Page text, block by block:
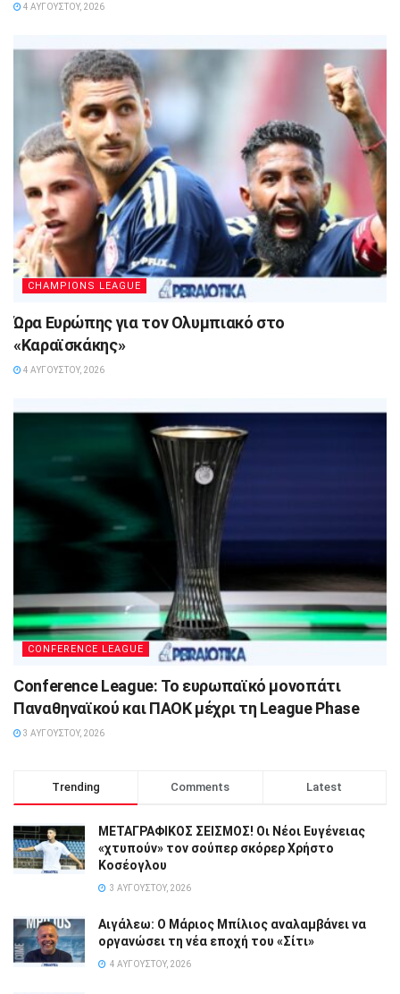
4 ΑΥΓΟΎΣΤΟΥ, 2026
CHAMPIONS LEAGUE
Ώρα Ευρώπης για τον Ολυμπιακό στο
«Καραϊσκάκης»
4 ΑΥΓΟΎΣΤΟΥ, 2026
CONFERENCE LEAGUE
Conference League: Το ευρωπαϊκό μονοπάτι
Παναθηναϊκού και ΠΑΟΚ μέχρι τη League Phase
3 ΑΥΓΟΎΣΤΟΥ, 2026
Trending Comments Latest
ΜΕΤΑΓΡΑΦΙΚΟΣ ΣΕΙΣΜΟΣ! Οι Νέοι Ευγένειας
«χτυπούν» τον σούπερ σκόρερ Χρήστο
Κοσέογλου
3 ΑΥΓΟΎΣΤΟΥ, 2026
Αιγάλεω: Ο Μάριος Μπίλιος αναλαμβάνει να
οργανώσει τη νέα εποχή του «Σίτι»
4 ΑΥΓΟΎΣΤΟΥ, 2026